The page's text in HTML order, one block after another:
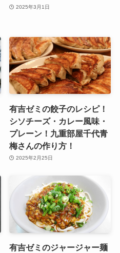
2025年3月1日
有吉ゼミの餃子のレシピ！
シソチーズ・カレー風味・
プレーン！九重部屋千代青
梅さんの作り方！
2025年2月25日
有吉ゼミのジャージャー麺